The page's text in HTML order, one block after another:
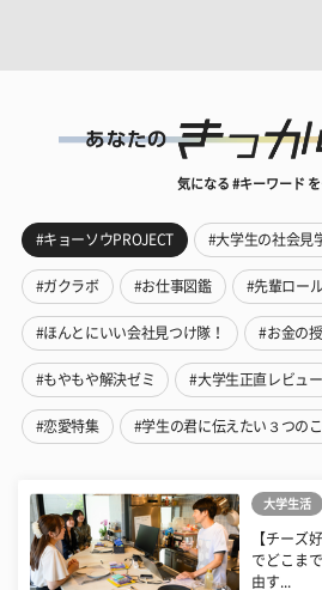
気になる #キーワード
#キョーソウPROJECT #大学生の社会見
#ガクラボ #お仕事図鑑 #先輩ロー
#ほんとにいい会社見つけ隊！ #お金の
#もやもや解決ゼミ #大学生正直レビュー
#恋愛特集 #学生の君に伝えたい３つの
大学生活
【チーズ
でどこま
由す...